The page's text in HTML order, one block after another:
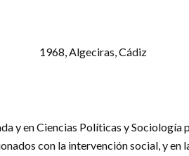
1968, Algeciras, Cádiz
y en Ciencias Políticas y Sociología
con la intervención social, y en